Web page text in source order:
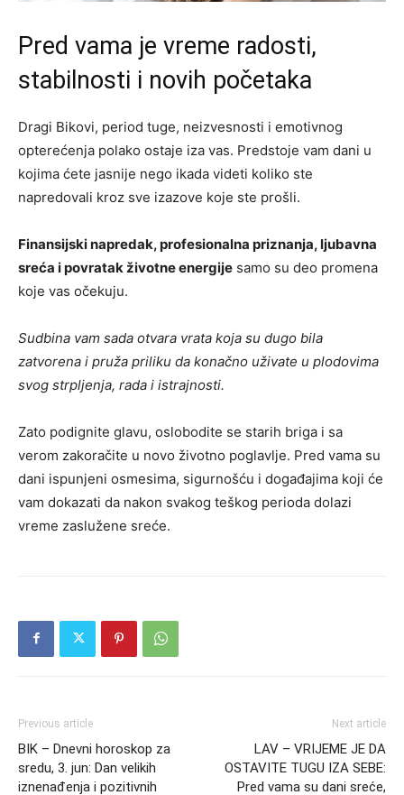
Pred vama je vreme radosti,
stabilnosti i novih početaka
Dragi Bikovi, period tuge, neizvesnosti i emotivnog
opterećenja polako ostaje iza vas. Predstoje vam dani u
kojima ćete jasnije nego ikada videti koliko ste
napredovali kroz sve izazove koje ste prošli.
Finansijski napredak, profesionalna priznanja, ljubavna
sreća i povratak životne energije samo su deo promena
koje vas očekuju.
Sudbina vam sada otvara vrata koja su dugo bila
zatvorena i pruža priliku da konačno uživate u plodovima
svog strpljenja, rada i istrajnosti.
Zato podignite glavu, oslobodite se starih briga i sa
verom zakoračite u novo životno poglavlje. Pred vama su
dani ispunjeni osmesima, sigurnošću i događajima koji će
vam dokazati da nakon svakog teškog perioda dolazi
vreme zaslužene sreće.
Previous article
BIK – Dnevni horoskop za
sredu, 3. jun: Dan velikih
iznenađenja i pozitivnih
Next article
LAV – VRIJEME JE DA
OSTAVITE TUGU IZA SEBE:
Pred vama su dani sreće,